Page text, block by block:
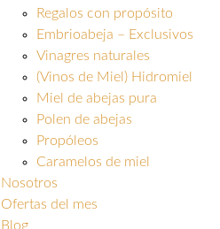
Regalos con propósito
Embrioabeja – Exclusivos
Vinagres naturales
(Vinos de Miel) Hidromiel
Miel de abejas pura
Polen de abejas
Propóleos
Caramelos de miel
Nosotros
Ofertas del mes
Blog